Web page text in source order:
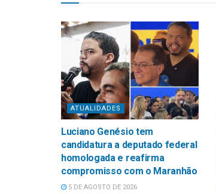
ATUALIDADES
Luciano Genésio tem
candidatura a deputado federal
homologada e reafirma
compromisso com o Maranhão
5 DE AGOSTO DE 2026